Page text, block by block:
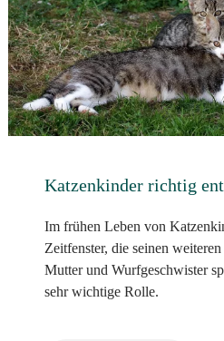
Katzenkinder richtig
Im frühen Leben von
Zeitfenster, die seinen
Mutter und Wurfgeschwister
sehr wichtige Rolle.